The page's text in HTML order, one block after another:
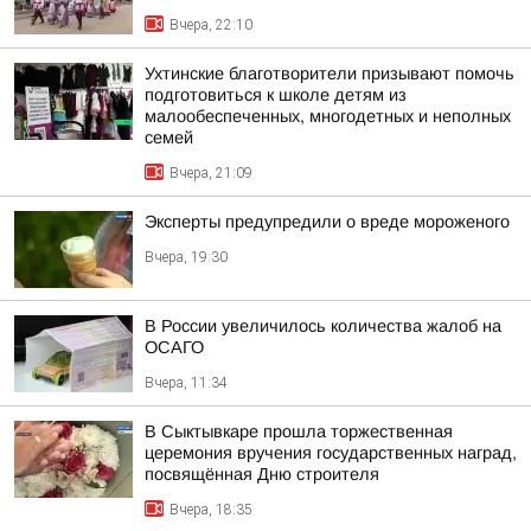
Вчера, 22:10
Ухтинские благотворители призывают помочь
подготовиться к школе детям из
малообеспеченных, многодетных и неполных
семей
Вчера, 21:09
Эксперты предупредили о вреде мороженого
Вчера, 19:30
В России увеличилось количества жалоб на
ОСАГО
Вчера, 11:34
В Сыктывкаре прошла торжественная
церемония вручения государственных наград,
посвящённая Дню строителя
Вчера, 18:35